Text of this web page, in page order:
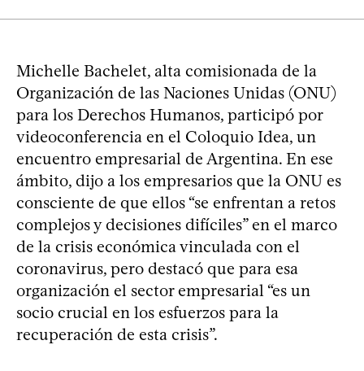
Michelle Bachelet, alta comisionada de la
Organización de las Naciones Unidas (ONU)
para los Derechos Humanos, participó por
videoconferencia en el Coloquio Idea, un
encuentro empresarial de Argentina. En ese
ámbito, dijo a los empresarios que la ONU es
consciente de que ellos “se enfrentan a retos
complejos y decisiones difíciles” en el marco
de la crisis económica vinculada con el
coronavirus, pero destacó que para esa
organización el sector empresarial “es un
socio crucial en los esfuerzos para la
recuperación de esta crisis”.